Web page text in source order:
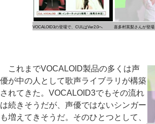
VOCALOID3の登場で、CULはVer2.0へ 喜多村英梨さんが登場
これまでVOCALOID製品の多くは声
優が中の人として歌声ライブラリが構築
されてきた。VOCALOID3でもその流れ
は続きそうだが、声優ではないシンガー
も増えてきそうだ。そのひとつとして、